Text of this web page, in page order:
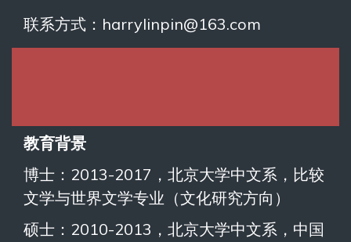
联系方式：harrylinpin@163.com
教育背景
博士：2013-2017，北京大学中文系，比较
文学与世界文学专业（文化研究方向）
硕士：2010-2013，北京大学中文系，中国